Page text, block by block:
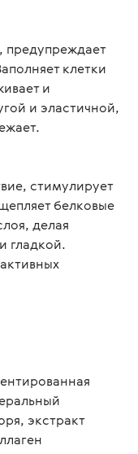
предупреждает
клетки
и
и эластичной,
стимулирует
белковые
делая
гладкой.
экстракт